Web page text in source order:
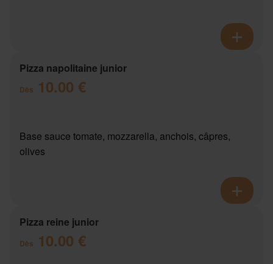
Pizza napolitaine junior
Dès 10.00 €
Base sauce tomate, mozzarella, anchois, câpres,
olives
Pizza reine junior
Dès 10.00 €